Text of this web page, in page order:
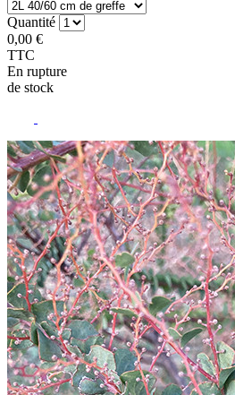
Quantité
0,00 €
TTC
En rupture
de stock